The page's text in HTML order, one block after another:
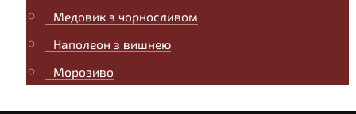
Медовик з чорносливом
Наполеон з вишнею
Морозиво